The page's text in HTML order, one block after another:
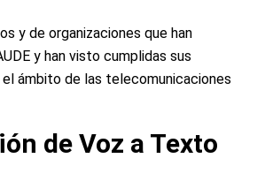
y de organizaciones que han
y han visto cumplidas sus
ámbito de las telecomunicaciones
de Voz a Texto